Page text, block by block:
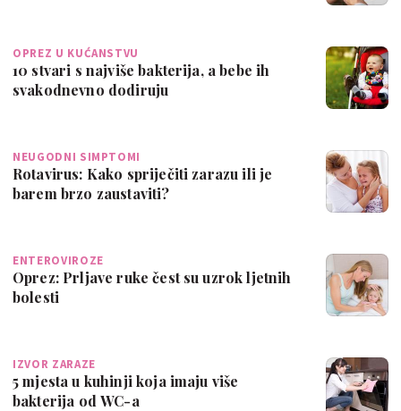
OPREZ U KUĆANSTVU
10 stvari s najviše bakterija, a bebe ih
svakodnevno dodiruju
NEUGODNI SIMPTOMI
Rotavirus: Kako spriječiti zarazu ili je
barem brzo zaustaviti?
ENTEROVIROZE
Oprez: Prljave ruke čest su uzrok ljetnih
bolesti
IZVOR ZARAZE
5 mjesta u kuhinji koja imaju više
bakterija od WC-a